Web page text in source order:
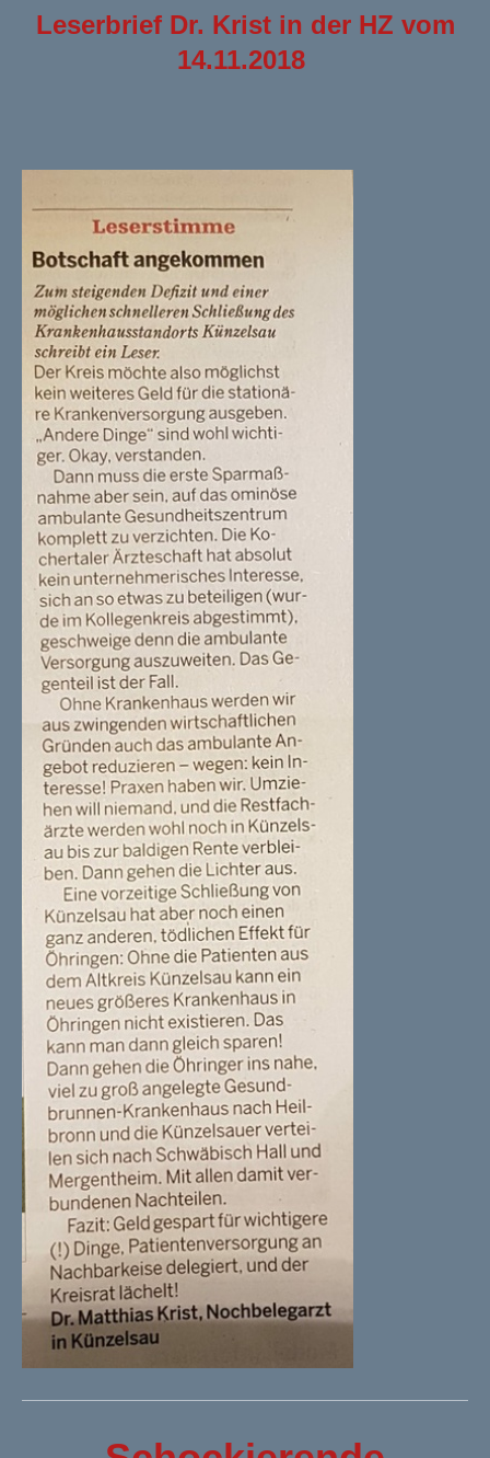
Leserbrief Dr. Krist in der HZ vom
14.11.2018